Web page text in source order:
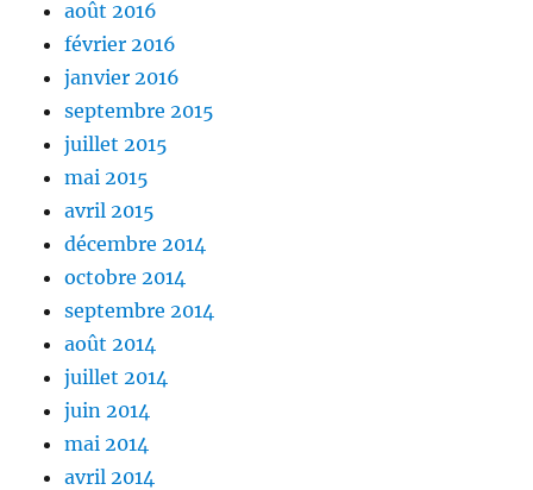
août 2016
février 2016
janvier 2016
septembre 2015
juillet 2015
mai 2015
avril 2015
décembre 2014
octobre 2014
septembre 2014
août 2014
juillet 2014
juin 2014
mai 2014
avril 2014